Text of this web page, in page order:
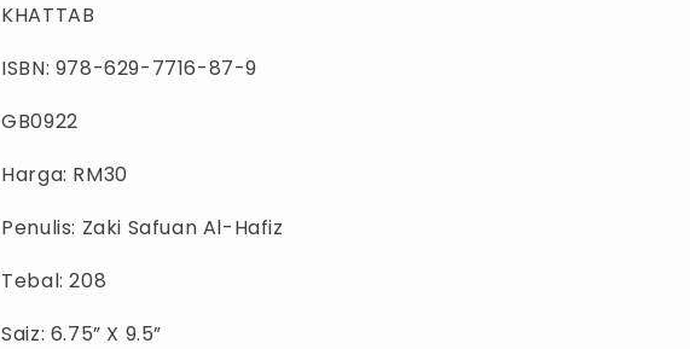
KHATTAB
ISBN: 978-629-7716-87-9
GB0922
Harga: RM30
Penulis: Zaki Safuan Al-Hafiz
Tebal: 208
Saiz: 6.75” X 9.5”